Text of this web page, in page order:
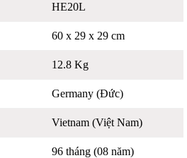
HE20L
60 x 29 x 29 cm
12.8 Kg
Germany (Đức)
Vietnam (Việt Nam)
96 tháng (08 năm)